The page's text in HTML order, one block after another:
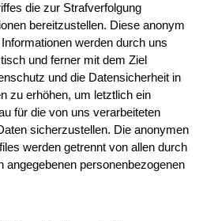
die zur Strafverfolgung
bereitzustellen. Diese anonym
werden durch uns
und ferner mit dem Ziel
und die Datensicherheit in
zu erhöhen, um letztlich ein
für die von uns verarbeiteten
sicherzustellen. Die anonymen
werden getrennt von allen durch
angegebenen personenbezogenen